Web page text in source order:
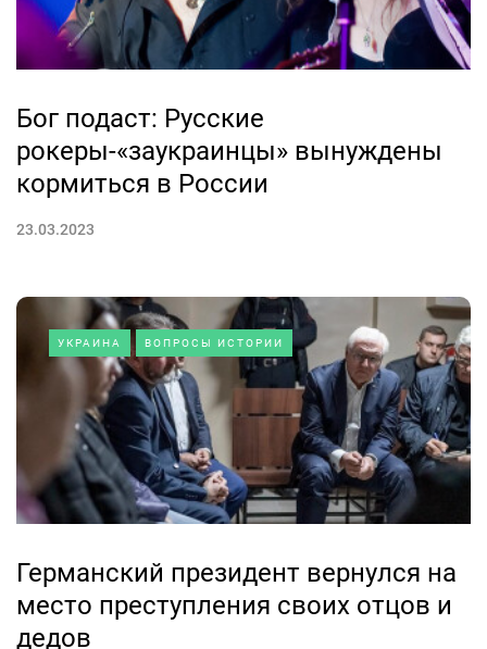
Бог подаст: Русские
рокеры-«заукраинцы» вынуждены
кормиться в России
23.03.2023
УКРАИНА ВОПРОСЫ ИСТОРИИ
Германский президент вернулся на
место преступления своих отцов и
дедов